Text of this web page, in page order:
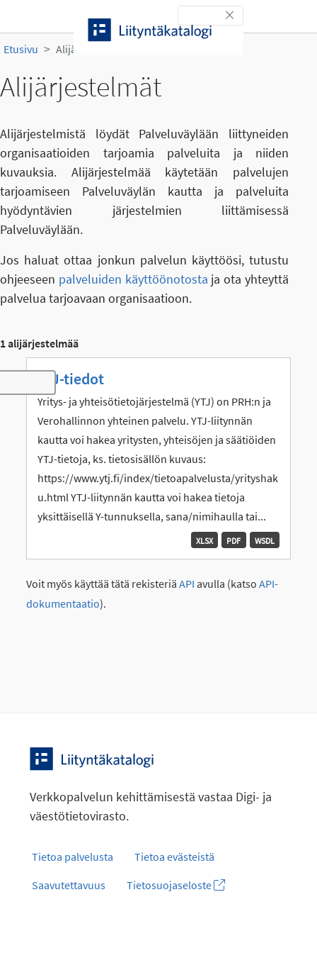
Toggle navigation
Etusivu Alijärjestelmät
Alijärjestelmät
Alijärjestelmistä löydät Palveluväylään liittyneiden
organisaatioiden tarjoamia palveluita ja niiden
kuvauksia. Alijärjestelmää käytetään palvelujen
tarjoamiseen Palveluväylän kautta ja palveluita
hyödyntävien järjestelmien liittämisessä
Palveluväylään.
Jos haluat ottaa jonkun palvelun käyttöösi, tutustu
ohjeeseen palveluiden käyttöönotosta ja ota yhteyttä
palvelua tarjoavaan organisaatioon.
1 alijärjestelmää
Toggle navigation
YTJ-tiedot
Yritys- ja yhteisötietojärjestelmä (YTJ) on PRH:n ja
Verohallinnon yhteinen palvelu. YTJ-liitynnän
kautta voi hakea yritysten, yhteisöjen ja säätiöiden
YTJ-tietoja, ks. tietosisällön kuvaus:
https://www.ytj.fi/index/tietoapalvelusta/yrityshak
u.html YTJ-liitynnän kautta voi hakea tietoja
yksittäisellä Y-tunnuksella, sana/nimihaulla tai...
WSDL
PDF
XLSX
Voit myös käyttää tätä rekisteriä API avulla (katso API-
dokumentaatio).
Verkkopalvelun kehittämisestä vastaa Digi- ja
väestötietovirasto.
Tietoa palvelusta
Tietoa evästeistä
Saavutettavuus
Tietosuojaseloste